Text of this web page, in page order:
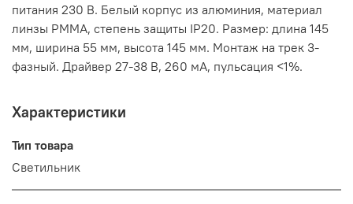
питания 230 В. Белый корпус из алюминия, материал
линзы PMMA, степень защиты IP20. Размер: длина 145
мм, ширина 55 мм, высота 145 мм. Монтаж на трек 3-
фазный. Драйвер 27-38 В, 260 мА, пульсация <1%.
Характеристики
Тип товара
Светильник